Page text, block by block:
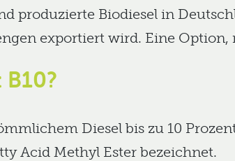
produzierte Biodiesel in
exportiert wird. Eine
B10?
Diesel bis zu 10
Acid Methyl Ester bezeichnet.